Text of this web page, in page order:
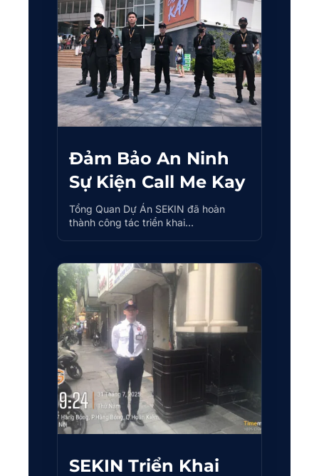
Đảm Bảo An Ninh
Sự Kiện Call Me Kay
Tổng Quan Dự Án SEKIN đã hoàn
thành công tác triển khai…
SEKIN Triển Khai